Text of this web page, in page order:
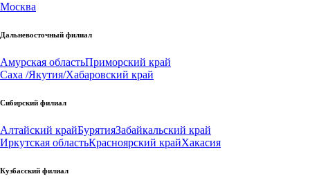
Москва
Дальневосточный филиал
Амурская областьПриморский край
Саха /Якутия/Хабаровский край
Сибирский филиал
Алтайский крайБурятияЗабайкальский край
Иркутская областьКрасноярский крайХакасия
Кузбасский филиал